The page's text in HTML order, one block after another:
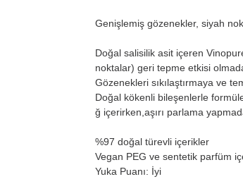
Genişlemiş gözenekler, siyah
Doğal salisilik asit içeren
noktalar) geri tepme etkisi
Gözenekleri sıkılaştırmaya ve
Doğal kökenli bileşenlerle
ğ içerirken,aşırı parlama
%97 doğal türevli içerikler
Vegan PEG ve sentetik parfüm
Yuka Puanı: İyi